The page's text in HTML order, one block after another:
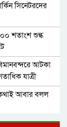
সিনেটরদের
শতাংশ শুল্ক
আটকা
যাত্রী
কথাই আবার বলল
প্রস্তুত’ সাকিব,